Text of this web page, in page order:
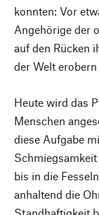
konnten: Vor
Angehörige der
auf den Rücken
der Welt
Heute wird das
Menschen
diese Aufgabe
bis in die
anhaltend die